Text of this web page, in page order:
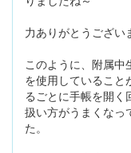
～Ａ
力ありがとうござい
このように、附属中
を使用していること
るごとに手帳を開く
扱い方がうまくなっ
た。